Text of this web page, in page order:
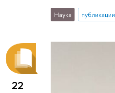
Наука публикации
22